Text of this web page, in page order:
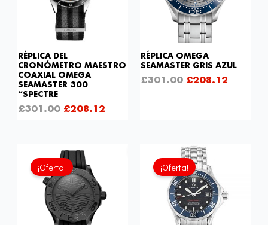
RÉPLICA DEL
CRONÓMETRO MAESTRO
COAXIAL OMEGA
SEAMASTER 300
“SPECTRE
£301.00 £208.12
RÉPLICA OMEGA
SEAMASTER GRIS AZUL
£301.00 £208.12
¡Oferta! ¡Oferta!
El
precio
original
era:
£301.00.